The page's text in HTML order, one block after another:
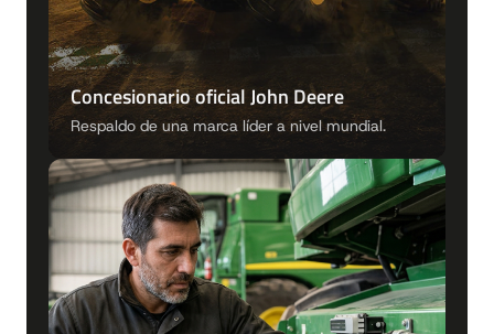
Concesionario oficial John Deere
Respaldo de una marca líder a nivel mundial.